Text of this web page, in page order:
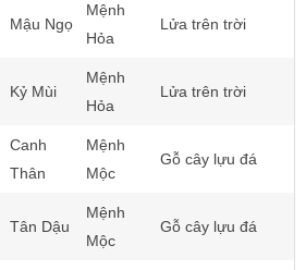
Mậu Ngọ
Mệnh
Hỏa
Lửa trên trời
Kỷ Mùi
Mệnh
Hỏa
Lửa trên trời
Canh
Thân
Mệnh
Mộc
Gỗ cây lựu đá
Tân Dậu
Mệnh
Mộc
Gỗ cây lựu đá